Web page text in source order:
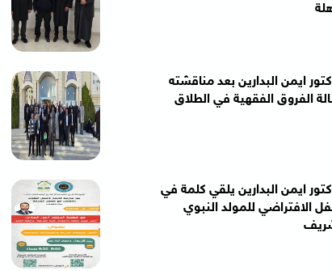
ايمن البدارين بعد مناقشته
الفروق الفقهية في الطلاق
ايمن البدارين يلقي كلمة في
الافتراضي للمولد النبوي